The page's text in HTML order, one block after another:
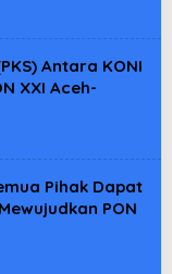
Antara KONI
XXI Aceh-
Pihak Dapat
PON